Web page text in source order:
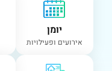
יומן
אירועים ופעילויות